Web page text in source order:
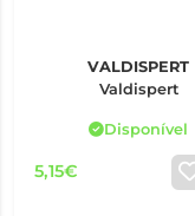
VALDISPERT
Valdispert
Disponível
5,15€